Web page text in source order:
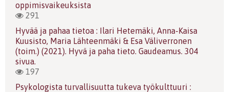
oppimisvaikeuksista
291
Hyvää ja pahaa tietoa : Ilari Hetemäki, Anna-Kaisa
Kuusisto, Maria Lähteenmäki & Esa Väliverronen
(toim.) (2021). Hyvä ja paha tieto. Gaudeamus. 304
sivua.
197
Psykologista turvallisuutta tukeva työkulttuuri :